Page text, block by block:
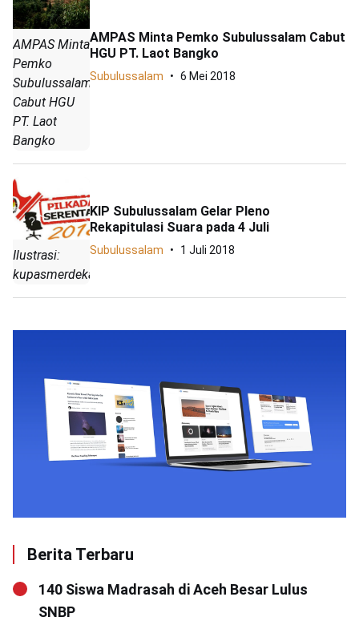
AMPAS Minta
Pemko
Subulussalam
Cabut HGU
PT. Laot
Bangko
AMPAS Minta Pemko Subulussalam Cabut
HGU PT. Laot Bangko
Subulussalam 6 Mei 2018
Ilustrasi:
kupasmerdeka
KIP Subulussalam Gelar Pleno
Rekapitulasi Suara pada 4 Juli
Subulussalam 1 Juli 2018
Berita Terbaru
140 Siswa Madrasah di Aceh Besar Lulus
SNBP